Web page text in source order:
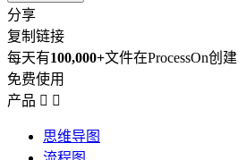
分享
复制链接
每天有100,000+文件在ProcessOn创建
免费使用
产品  
思维导图